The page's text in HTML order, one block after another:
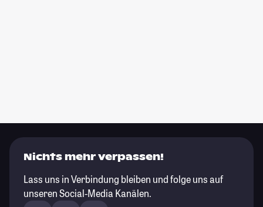
Nichts mehr verpassen!
Lass uns in Verbindung bleiben und folge uns auf
unseren Social-Media Kanälen.